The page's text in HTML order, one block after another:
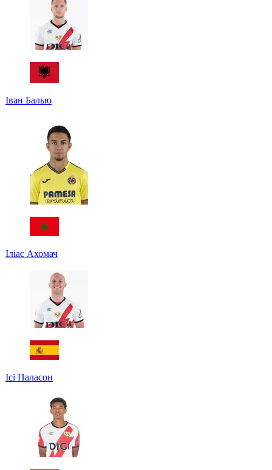
Іван Балью
Іліас Ахомач
Ісі Паласон